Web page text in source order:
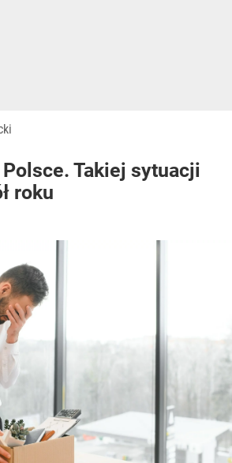
Takiej sytuacji
roku